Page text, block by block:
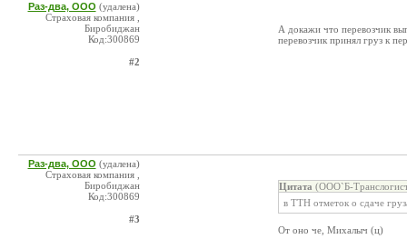
Раз-два, ООО (удалена)
Страховая компания ,
Биробиджан
Код:300869
#2
А докажи что перевозчик
перевозчик принял груз к
Раз-два, ООО (удалена)
Страховая компания ,
Биробиджан
Код:300869
#3
Цитата (ООО`Б-
в ТТН отметок о сдаче
От оно че, Михалыч (ц)